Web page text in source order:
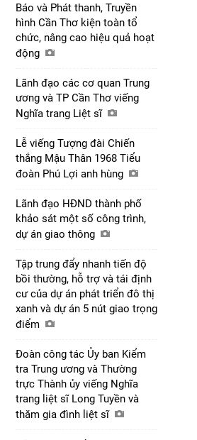
Báo và Phát thanh, Truyền
hình Cần Thơ kiện toàn tổ
chức, nâng cao hiệu quả hoạt
động
Lãnh đạo các cơ quan Trung
ương và TP Cần Thơ viếng
Nghĩa trang Liệt sĩ
Lễ viếng Tượng đài Chiến
thắng Mậu Thân 1968 Tiểu
đoàn Phú Lợi anh hùng
Lãnh đạo HĐND thành phố
khảo sát một số công trình,
dự án giao thông
Tập trung đẩy nhanh tiến độ
bồi thường, hỗ trợ và tái định
cư của dự án phát triển đô thị
xanh và dự án 5 nút giao trọng
điểm
Đoàn công tác Ủy ban Kiểm
tra Trung ương và Thường
trực Thành ủy viếng Nghĩa
trang liệt sĩ Long Tuyền và
thăm gia đình liệt sĩ